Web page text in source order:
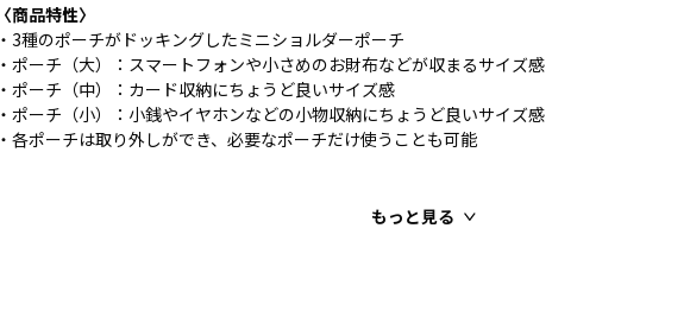
〈商品特性〉
・3種のポーチがドッキングしたミニショルダーポーチ
・ポーチ（大）：スマートフォンや小さめのお財布などが収まるサイズ感
・ポーチ（中）：カード収納にちょうど良いサイズ感
・ポーチ（小）：小銭やイヤホンなどの小物収納にちょうど良いサイズ感
・各ポーチは取り外しができ、必要なポーチだけ使うことも可能
もっと見る